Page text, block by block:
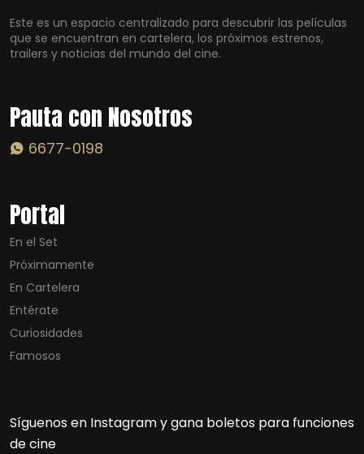
Este es un espacio centralizado para descubrir las películas
que se encuentran en cartelera, los próximos estrenos,
trailers y noticias del mundo del cine.
Pauta con Nosotros
6677-0198
Portal
En el Set
Próximamente
En Cartelera
Entérate
Curiosidades
Famosos
Síguenos en Instagram y gana boletos para funciones
de cine